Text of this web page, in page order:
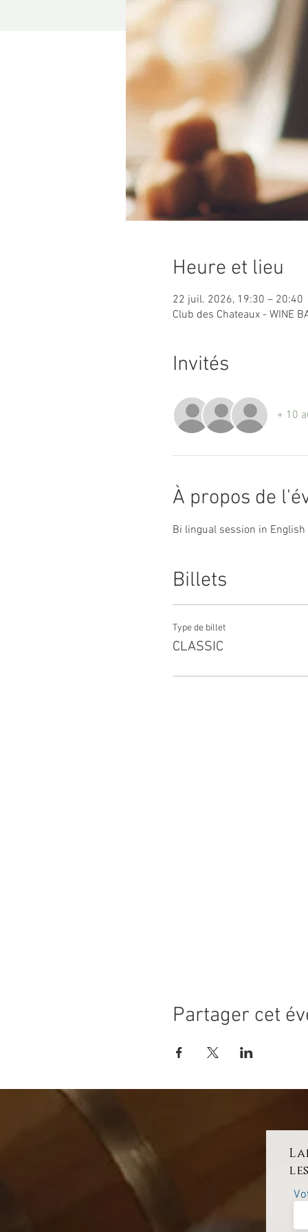
Heure et lieu
22 juil. 2026, 19:30 – 20:40
Club des Chateaux - WINE
Invités
+ 10
À propos de
Bi lingual session in
Billets
Type de billet
CLASSIC
Partager cet